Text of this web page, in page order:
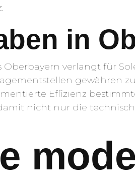
in
Oberbayern verlangt für
gewähren
Effizienz
nicht nur die